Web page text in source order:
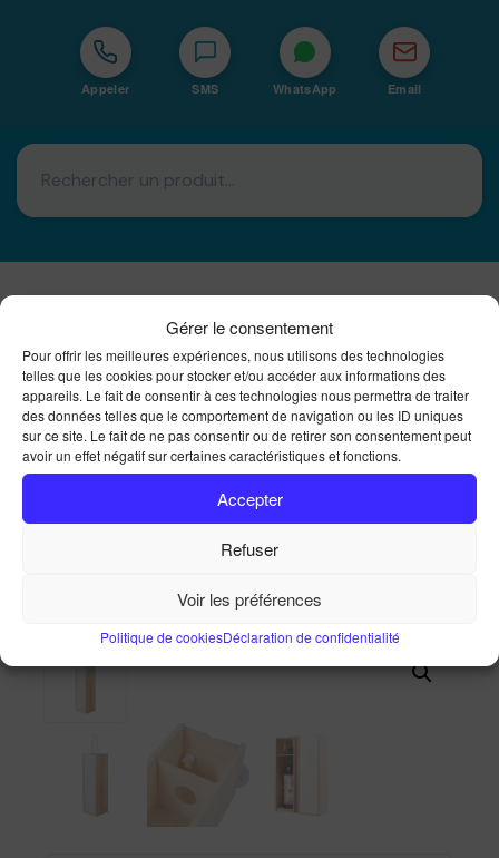
Gérer le consentement
Pour offrir les meilleures expériences, nous utilisons des technologies
telles que les cookies pour stocker et/ou accéder aux informations des
appareils. Le fait de consentir à ces technologies nous permettra de traiter
des données telles que le comportement de navigation ou les ID uniques
sur ce site. Le fait de ne pas consentir ou de retirer son consentement peut
avoir un effet négatif sur certaines caractéristiques et fonctions.
Accepter
Refuser
Voir les préférences
Politique de cookiesDéclaration de confidentialité
Appeler SMS WhatsApp Email
Basé à La Réunion · 974
Bureautique Reunion Ei
Intégrateur de solutions d'impression Bureautique et
DTF à la Réunion
Caisse à vin en bois pour sublimation
Ma Boutique
Caisse à vin en bois pour